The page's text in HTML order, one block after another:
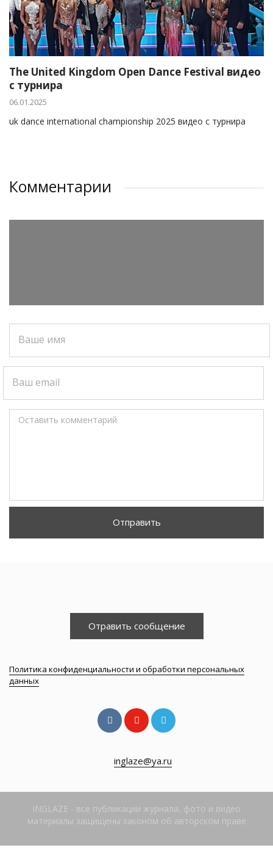
The United Kingdom Open Dance Festival видео
с турнира
06.01.2025
uk dance international championship 2025 видео с турнира
Комментарии
Ваше имя
Ваш email
Оставить комментарий
Отправить
Отравить сообщение
Политика конфиденциальности и обработки персональных
данных
inglaze@ya.ru
INGLAZE - все публикации журнала, фото и видео
материалы защищены законом об авторском праве